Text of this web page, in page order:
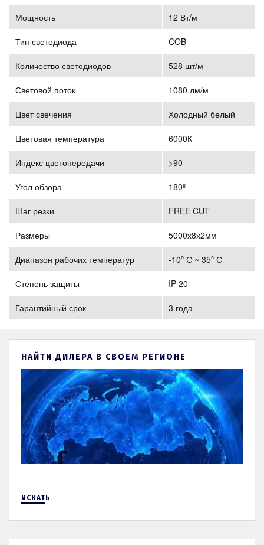
Мощность 12 Вт/м
Тип светодиода COB
Количество светодиодов 528 шт/м
Световой поток 1080 лм/м
Цвет свечения Холодный белый
Цветовая температура 6000К
Индекс цветопередачи >90
Угол обзора 180º
Шаг резки FREE CUT
Размеры 5000х8х2мм
Диапазон рабочих температур -10º С ~ 35º С
Степень защиты IP 20
Гарантийный срок 3 года
НАЙТИ ДИЛЕРА В СВОЕМ РЕГИОНЕ
ИСКАТЬ